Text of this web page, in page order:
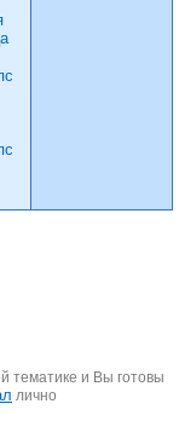
тематике и Вы готовы
лично